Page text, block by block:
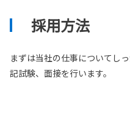
採用方法
まずは当社の仕事についてし
記試験、面接を行います。